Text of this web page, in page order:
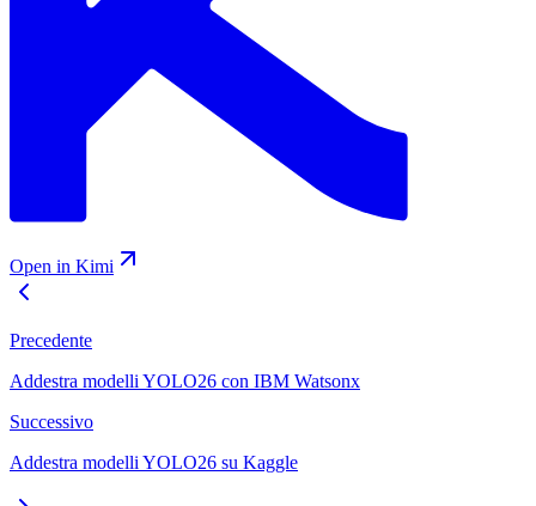
Open in Kimi
Precedente
Addestra modelli YOLO26 con IBM Watsonx
Successivo
Addestra modelli YOLO26 su Kaggle